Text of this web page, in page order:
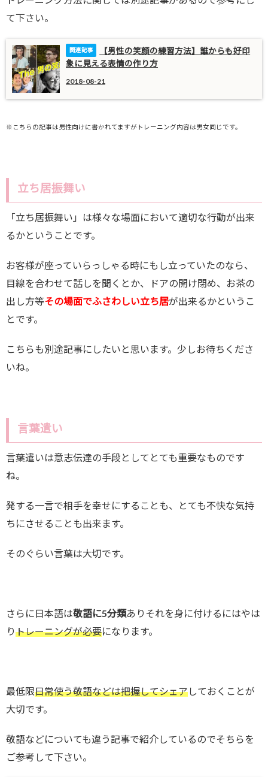
て下さい。
【男性の笑顔の練習方法】誰からも好印
象に見える表情の作り方
2018-08-21
※こちらの記事は男性向けに書かれてますがトレーニング内容は男女同じです。
立ち居振舞い
「立ち居振舞い」は様々な場面において適切な行動が出来
るかということです。
お客様が座っていらっしゃる時にもし立っていたのなら、
目線を合わせて話しを聞くとか、ドアの開け閉め、お茶の
出し方等その場面でふさわしい立ち居が出来るかというこ
とです。
こちらも別途記事にしたいと思います。少しお待ちくださ
いね。
言葉遣い
言葉遣いは意志伝達の手段としてとても重要なものです
ね。
発する一言で相手を幸せにすることも、とても不快な気持
ちにさせることも出来ます。
そのぐらい言葉は大切です。
さらに日本語は敬語に5分類ありそれを身に付けるにはやは
りトレーニングが必要になります。
最低限日常使う敬語などは把握してシェアしておくことが
大切です。
敬語などについても違う記事で紹介しているのでそちらを
ご参考して下さい。